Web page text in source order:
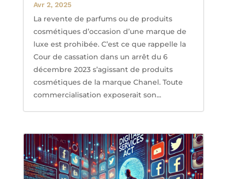
Avr 2, 2025
La revente de parfums ou de produits
cosmétiques d’occasion d’une marque de
luxe est prohibée. C’est ce que rappelle la
Cour de cassation dans un arrêt du 6
décembre 2023 s’agissant de produits
cosmétiques de la marque Chanel. Toute
commercialisation exposerait son...